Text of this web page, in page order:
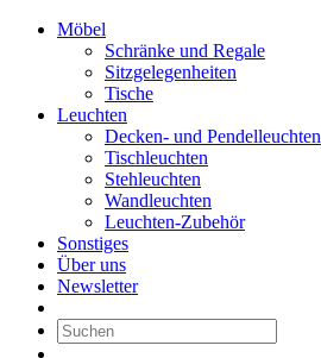
Möbel
Schränke und Regale
Sitzgelegenheiten
Tische
Leuchten
Decken- und Pendelleuchten
Tischleuchten
Stehleuchten
Wandleuchten
Leuchten-Zubehör
Sonstiges
Über uns
Newsletter